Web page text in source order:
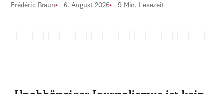
Frédéric Braun 6. August 2026 9 Min. Lesezeit